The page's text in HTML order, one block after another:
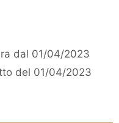
dal 01/04/2023
del 01/04/2023